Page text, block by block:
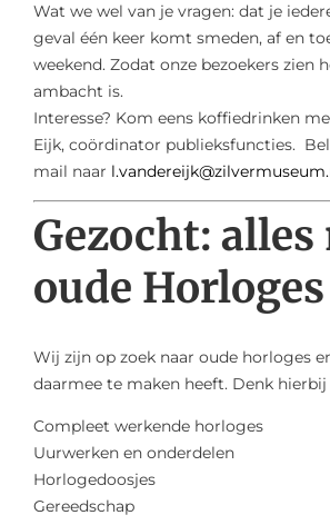
Wat we wel van je vragen: dat je
geval één keer komt smeden, af en
weekend. Zodat onze bezoekers zien
ambacht is.
Interesse? Kom eens koffiedrinken
Eijk, coördinator publieksfuncties.
mail naar
Gezocht:
oude Horloges
Wij zijn op zoek naar oude horloges
daarmee te maken heeft. Denk hierbij
Compleet werkende horloges
Uurwerken en onderdelen
Horlogedoosjes
Gereedschap